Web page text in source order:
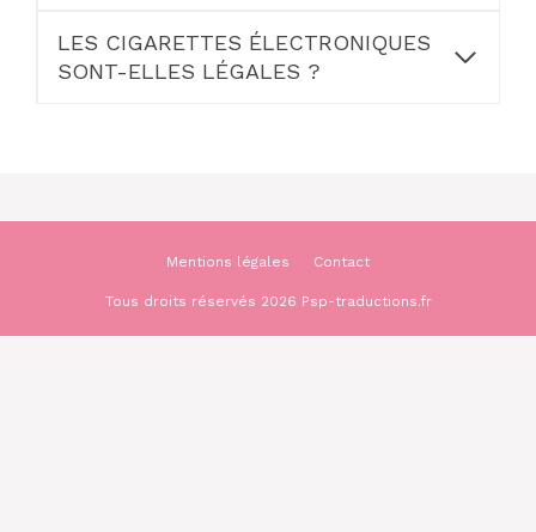
LES CIGARETTES ÉLECTRONIQUES
SONT-ELLES LÉGALES ?
Mentions légales Contact
Tous droits réservés 2026 Psp-traductions.fr